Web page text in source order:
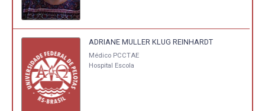
ADRIANE MULLER KLUG REINHARDT
Médico PCCTAE
Hospital Escola